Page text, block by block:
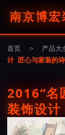
南京博宏
首页 > 产品大
计 匠心与家装的
2016“名
装饰设